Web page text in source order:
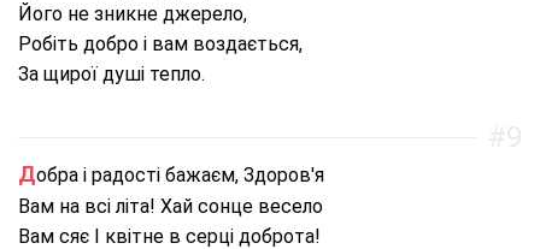
Його не зникне джерело,
Робіть добро і вам воздається,
За щирої душі тепло.
Добра і радості бажаєм, Здоров'я
Вам на всі літа! Хай сонце весело
Вам сяє І квітне в серці доброта!
#9